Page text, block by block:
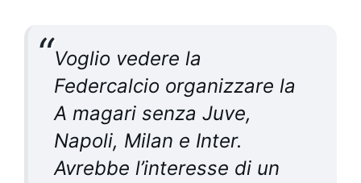
Voglio vedere la
Federcalcio organizzare la
A magari senza Juve,
Napoli, Milan e Inter.
Avrebbe l’interesse di un